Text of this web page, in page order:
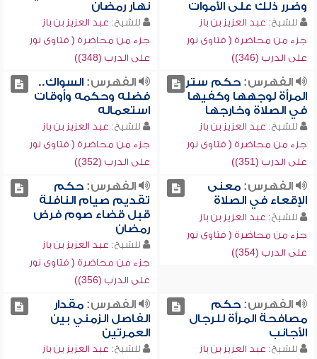
وضرر ذلك على الأموات
للشيخ: عبد العزيز بن باز
جزء من محاضرة ( فتاوى نور
على الدرب (346))
نهار رمضان
للشيخ: عبد العزيز بن باز
جزء من محاضرة ( فتاوى نور
على الدرب (348))
الفهرس:حكم ستر
المرأة لوجهها وكفيها
في الصلاة وخارجها
للشيخ: عبد العزيز بن باز
جزء من محاضرة ( فتاوى نور
على الدرب (351))
الفهرس:السواك..
فضله وحكمه وأوقات
استعماله
للشيخ: عبد العزيز بن باز
جزء من محاضرة ( فتاوى نور
على الدرب (352))
الفهرس:معنى
الإقعاء في الصلاة
للشيخ: عبد العزيز بن باز
جزء من محاضرة ( فتاوى نور
على الدرب (354))
الفهرس:حكم
تقديم صيام النافلة
قبل قضاء صوم فرض
رمضان
للشيخ: عبد العزيز بن باز
جزء من محاضرة ( فتاوى نور
على الدرب (356))
الفهرس:حكم
مصافحة المرأة للرجال
الأجانب
للشيخ: عبد العزيز بن باز
الفهرس:مقدار
الفاصل الزمني بين
العمرتين
للشيخ: عبد العزيز بن باز